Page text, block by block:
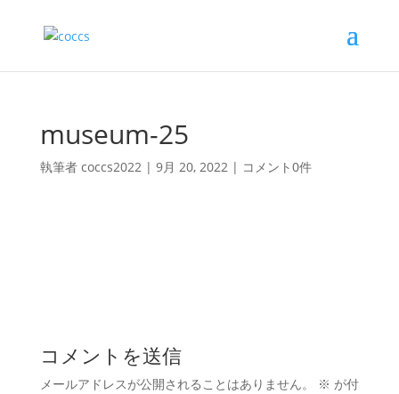
museum-25
執筆者 coccs2022| 9月 20, 2022| コメント0件
コメントを送信
メールアドレスが公開されることはありません。 ※ が付